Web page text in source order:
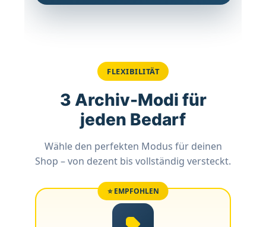
FLEXIBILITÄT
3 Archiv-Modi für
jeden Bedarf
Wähle den perfekten Modus für deinen
Shop – von dezent bis vollständig versteckt.
⭐ EMPFOHLEN